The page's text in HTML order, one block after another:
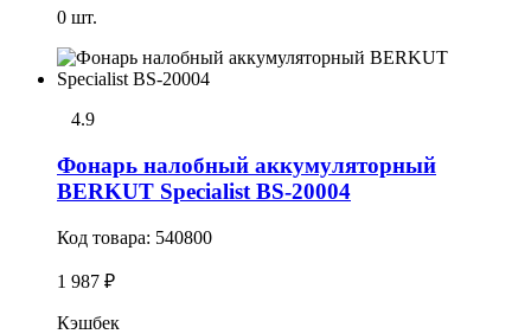
0 шт.
4.9
Фонарь налобный аккумуляторный
BERKUT Specialist BS-20004
Код товара: 540800
1 987 ₽
Кэшбек